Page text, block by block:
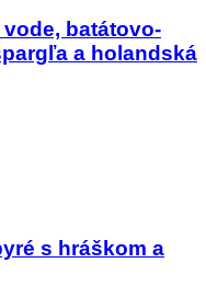
batátovo-
a holandská
s hráškom a